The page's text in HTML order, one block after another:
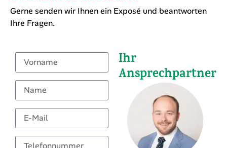
schnell und sicher erreichbar. Dies macht Bottmingen
insbesondere für Familien zu einem sehr attraktiven
Wohnort.
Ist diese Immobilie für
Sie interessant?
Gerne senden wir Ihnen ein Exposé und beantworten